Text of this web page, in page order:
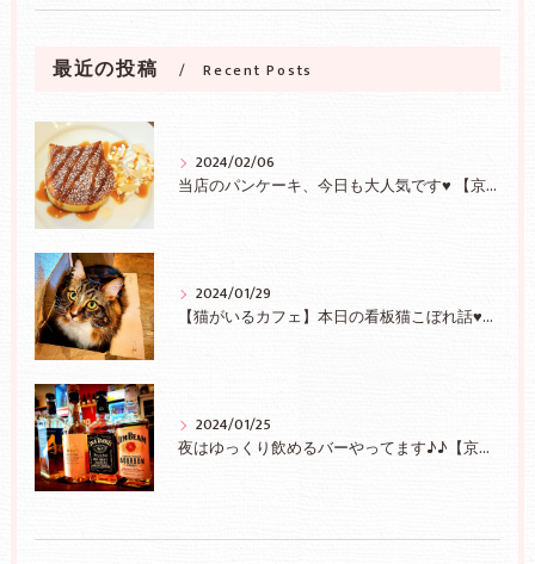
最近の投稿 Recent Posts
2024/02/06
当店のパンケーキ、今日も大人気です♥ 【京都/二条】
2024/01/29
【猫がいるカフェ】本日の看板猫こぼれ話♥【京都/二条】
2024/01/25
夜はゆっくり飲めるバーやってます♪♪【京都/二条】